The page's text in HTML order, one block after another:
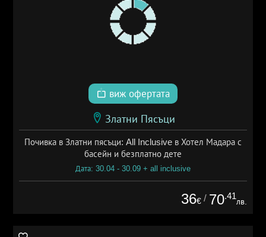
виж офертата
Златни Пясъци
Почивка в Златни пясъци: All Inclusive в Хотел Мадара с
басейн и безплатно дете
Дата: 30.04 - 30.09 + all inclusive
36€ / 70.41
лв.